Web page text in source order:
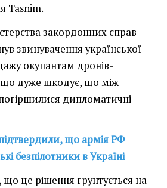
Tasnim.
закордонних справ
звинувачення української
окупантам дронів-
що дуже шкодує, що між
дипломатичні
що армія РФ
безпілотники в Україні
що це рішення ґрунтується на